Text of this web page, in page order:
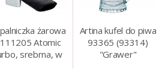
żarowa
Atomic
srebrna, w
Artina kufel do piwa
93365 (93314)
"Grawer"